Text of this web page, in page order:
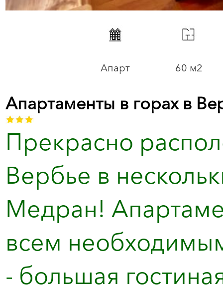
Апарт 60 м2
Апартаменты в горах в
Прекрасно
Вербье в
Медран!
всем
- большая